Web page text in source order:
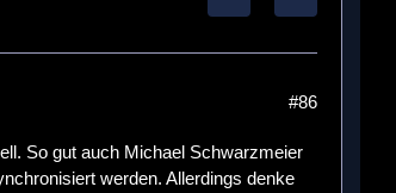
#86
So gut auch Michael Schwarzmeier
werden. Allerdings denke